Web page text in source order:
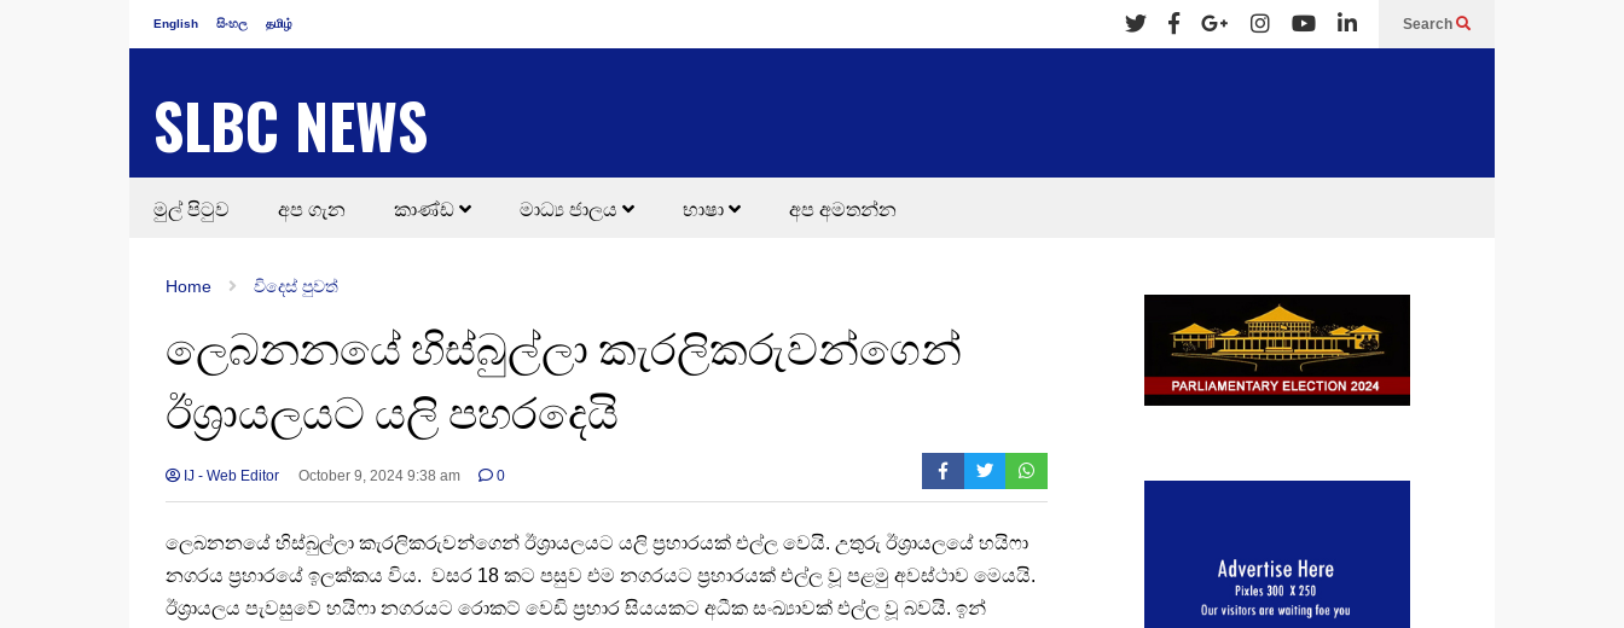
English සිංහල தமிழ் Search
SLBC NEWS
මුල් පිටුව අප ගැන කාණ්ඩ මාධ්‍ය ජාලය භාෂා අප අමතන්න
Home විදෙස් පුවත්
ලෙබනනයේ හිස්බුල්ලා කැරලිකරුවන්ගෙන්
ඊශ්‍රායලයට යලි පහරදෙයි
IJ - Web Editor October 9, 2024 9:38 am 0
ලෙබනනයේ හිස්බුල්ලා කැරලිකරුවන්ගෙන් ඊශ්‍රායලයට යලි ප්‍රහාරයක් එල්ල වෙයි. උතුරු ඊශ්‍රායලයේ හයිෆා
නගරය ප්‍රහාරයේ ඉලක්කය විය. වසර 18 කට පසුව එම නගරයට ප්‍රහාරයක් එල්ල වූ පළමු අවස්ථාව මෙයයි.
ඊශ්‍රායලය පැවසුවේ හයිෆා නගරයට රොකට් වෙඩි ප්‍රහාර සියයකට අධීක සංඛ්‍යාවක් එල්ල වූ බවයි. ඉන්